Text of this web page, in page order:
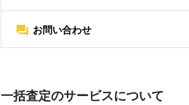
お問い合わせ
一括査定のサービスについて